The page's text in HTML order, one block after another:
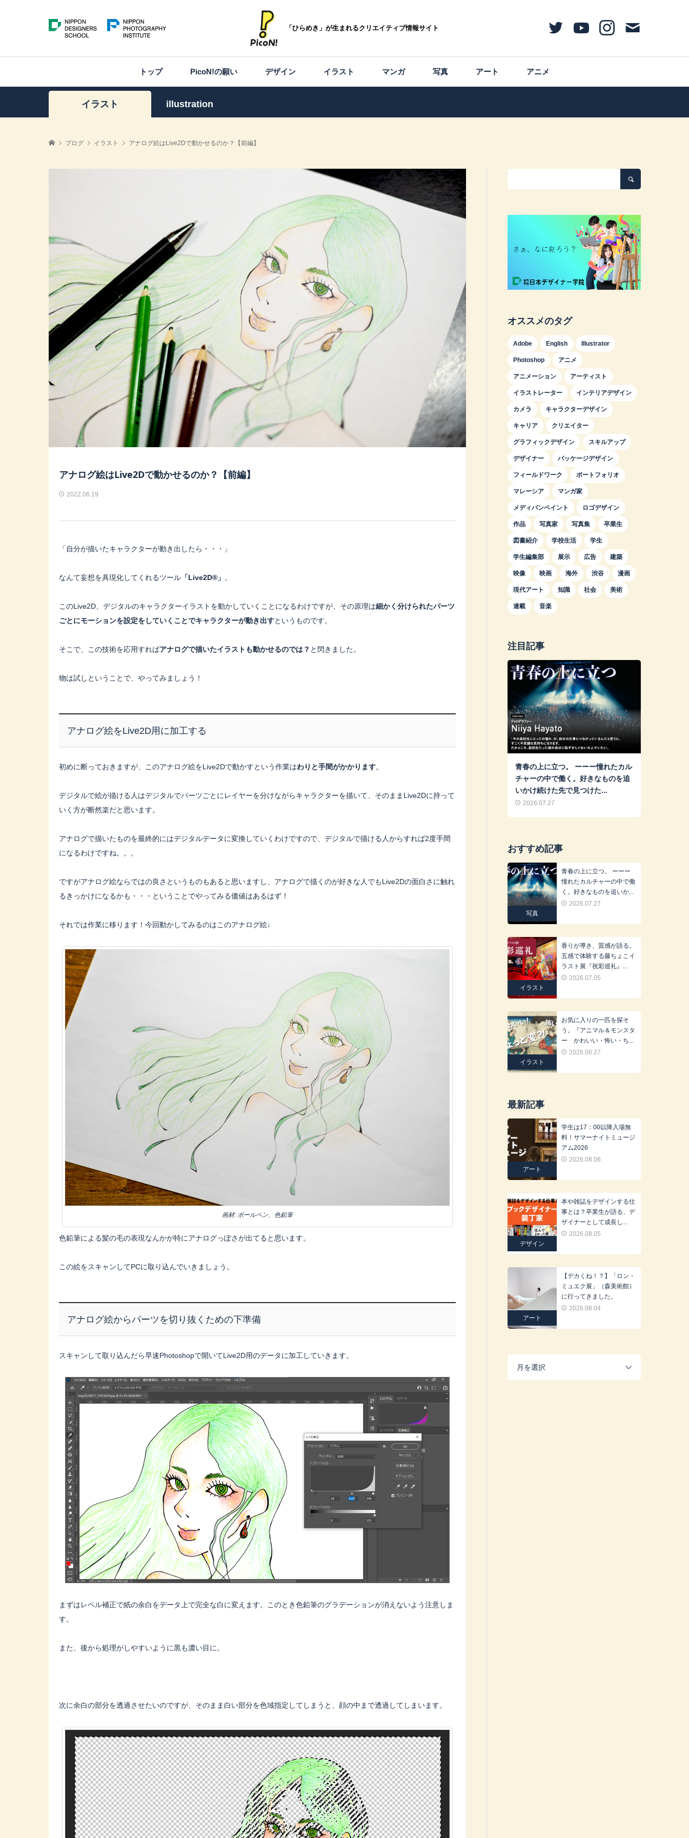
「ひらめき」が生まれるクリエイティブ情報サイト
トップ PicoN!の願い デザイン イラスト マンガ 写真 アート アニメ
イラスト illustration
ブログ イラスト アナログ絵はLive2Dで動かせるのか？【前編】
アナログ絵はLive2Dで動かせるのか？【前編】
2022.06.19
「自分が描いたキャラクターが動き出したら・・・」
なんて妄想を具現化してくれるツール「Live2D®」 。
このLive2D、デジタルのキャラクターイラストを動かしていくことになるわけですが、その原理は細かく分けられたパーツ
ごとにモーションを設定をしていくことでキャラクターが動き出すというものです。
そこで、この技術を応用すればアナログで描いたイラストも動かせるのでは？ と閃きました。
物は試しということで、やってみましょう！
アナログ絵をLive2D用に加工する
初めに断っておきますが、このアナログ絵をLive2Dで動かすという作業はわりと手間がかかります。
デジタルで絵が描ける人はデジタルでパーツごとにレイヤーを分けながらキャラクターを描いて、そのままLive2Dに持って
いく方が断然楽だと思います。
アナログで描いたものを最終的にはデジタルデータに変換していくわけですので、デジタルで描ける人からすれば2度手間
になるわけですね。。。
ですがアナログ絵ならではの良さというものもあると思いますし、アナログで描くのが好きな人でもLive2Dの面白さに触れ
るきっかけになるかも・・・ということでやってみる価値はあるはず！
それでは作業に移ります！今回動かしてみるのはこのアナログ絵↓
画材: ボールペン、色鉛筆
色鉛筆による髪の毛の表現なんかが特にアナログっぽさが出てると思います。
この絵をスキャンしてPCに取り込んでいきましょう。
アナログ絵からパーツを切り抜くための下準備
スキャンして取り込んだら早速Photoshopで開いてLive2D用のデータに加工していきます。
まずはレベル補正で紙の余白をデータ上で完全な白に変えます。このとき色鉛筆のグラデーションが消えないよう注意しま
す。
また、後から処理がしやすいように黒も濃い目に。
次に余白の部分を透過させたいのですが、そのまま白い部分を色域指定してしまうと、顔の中まで透過してしまいます。
オススメのタグ
Adobe English Illustrator
Photoshop アニメ
アニメーション アーティスト
イラストレーター インテリアデザイン
カメラ キャラクターデザイン
キャリア クリエイター
グラフィックデザイン スキルアップ
デザイナー パッケージデザイン
フィールドワーク ポートフォリオ
マレーシア マンガ家
メディバンペイント ロゴデザイン
作品 写真家 写真集 卒業生
図書紹介 学校生活 学生
学生編集部 展示 広告 建築
映像 映画 海外 渋谷 漫画
現代アート 知識 社会 美術
連載 音楽
注目記事
青春の上に立つ。 ーーー憧れたカル
チャーの中で働く。好きなものを追
いかけ続けた先で見つけた...
2026.07.27
おすすめ記事
写真
青春の上に立つ。 ーーー
憧れたカルチャーの中で働
く。好きなものを追いか...
2026.07.27
イラスト
香りが導き、質感が語る。
五感で体験する藤ちょこイ
ラスト展『祝彩巡礼』...
2026.07.05
イラスト
お気に入りの一匹を探そ
う。『アニマル＆モンスタ
ー かわいい・怖い・ち...
2026.06.27
最新記事
アート
学生は17：00以降入場無
料！サマーナイトミュージ
アム2026
2026.08.06
デザイン
本や雑誌をデザインする仕
事とは？卒業生が語る、デ
ザイナーとして成長し...
2026.08.05
アート
【デカくね！？】「ロン・
ミュエク展」（森美術館）
に行ってきました。
2026.08.04
月を選択